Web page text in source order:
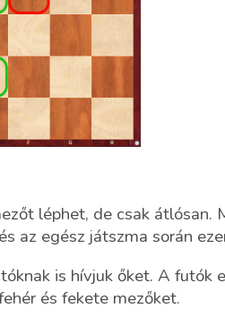
léphet, de csak átlósan.
az egész játszma során
is hívjuk őket. A futók
és fekete mezőket.